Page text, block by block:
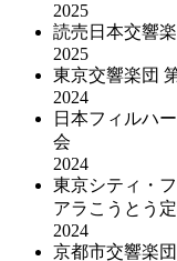
2025
読売日本交響
2025
東京交響楽団
2024
日本フィルハ
会
2024
東京シティ・
アラこうとう
2024
京都市交響楽